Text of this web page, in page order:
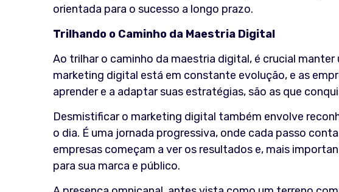
orientada para o sucesso a longo prazo.
Trilhando o Caminho da Maestria Digital
Ao trilhar o caminho da maestria digital, é crucial
marketing digital está em constante evolução, e as
aprender e a adaptar suas estratégias, são as que
Desmistificar o marketing digital também envolve
o dia. É uma jornada progressiva, onde cada passo
empresas começam a ver os resultados e, mais
para sua marca e público.